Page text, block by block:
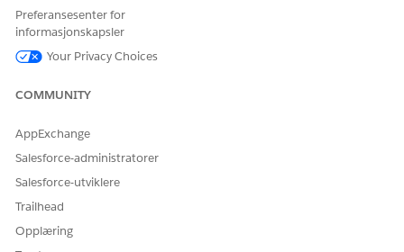
SE OGSÅ:
Tipsark: Behandle massetildelinger av tillatelsessettlisens
HJALP DENNE ARTIKKELEN MED Å LØSE PROBLEMET DITT?
La oss få vite det slik at vi kan forbedre!
Preferansesenter for
informasjonskapsler
Your Privacy Choices
COMMUNITY
AppExchange
Salesforce-administratorer
Salesforce-utviklere
Trailhead
Opplæring